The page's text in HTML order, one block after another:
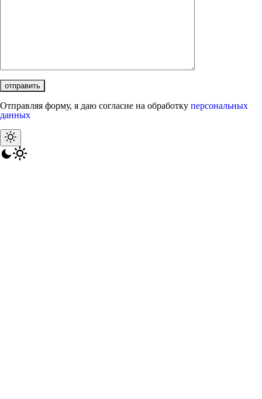
Отправляя форму, я даю согласие на обработку персональных
данных